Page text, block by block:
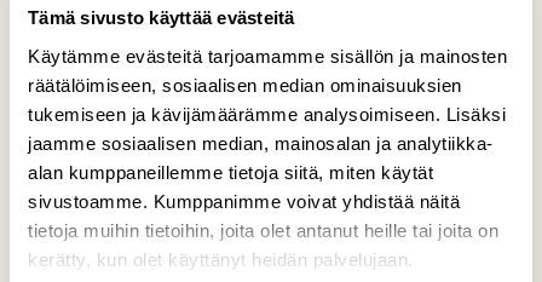
Tämä sivusto käyttää evästeitä
Käytämme evästeitä tarjoamamme sisällön ja mainosten
räätälöimiseen, sosiaalisen median ominaisuuksien
tukemiseen ja kävijämäärämme analysoimiseen. Lisäksi
jaamme sosiaalisen median, mainosalan ja analytiikka-
alan kumppaneillemme tietoja siitä, miten käytät
sivustoamme. Kumppanimme voivat yhdistää näitä
tietoja muihin tietoihin, joita olet antanut heille tai joita on
kerätty, kun olet käyttänyt heidän palvelujaan.